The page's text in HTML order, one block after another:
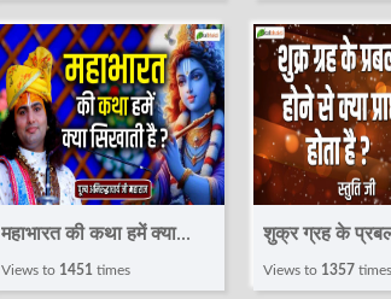
Aniruddhacharya Ji
Maharaj
Pujya Stuti Ji
महाभारत की कथा हमें क्या
सिखाती है ? | Pravachan !
Views to 1451 times
शुक्र ग्रह के
प्राप्त होता है ? !
Views to 1357times